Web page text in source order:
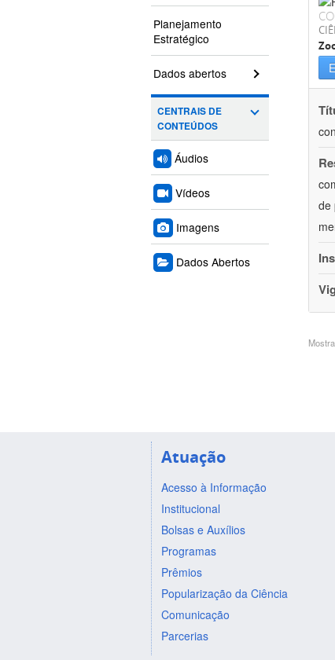
Planejamento
Estratégico
Dados abertos
CENTRAIS DE
CONTEÚDOS
Áudios
Vídeos
Imagens
Dados Abertos
de
Atuação
Acesso à Informação
Institucional
Bolsas e Auxílios
Programas
Prêmios
Popularização da Ciência
Comunicação
Parcerias